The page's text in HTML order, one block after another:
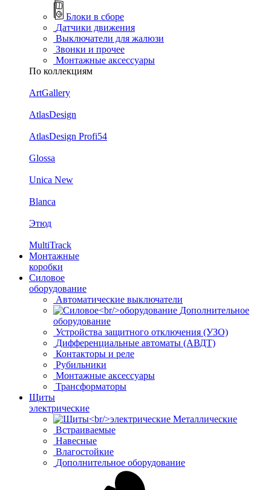
Блоки в сборе
Датчики движения
Выключатели для жалюзи
Звонки и прочее
Монтажные аксессуары
По коллекциям
ArtGallery
AtlasDesign
AtlasDesign Profi54
Glossa
Unica New
Blanca
Этюд
MultiTrack
Монтажные
коробки
Силовое
оборудование
Автоматические выключатели
Дополнительное
оборудование
Устройства защитного отключения (УЗО)
Дифференциальные автоматы (АВДТ)
Контакторы и реле
Рубильники
Монтажные аксессуары
Трансформаторы
Щиты
электрические
Металлические
Встраиваемые
Навесные
Влагостойкие
Дополнительное оборудование